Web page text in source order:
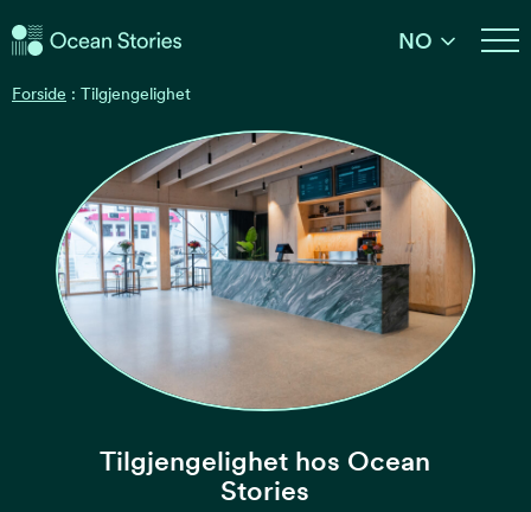
Ocean Stories
NO
Forside : Tilgjengelighet
Tilgjengelighet hos Ocean
Stories